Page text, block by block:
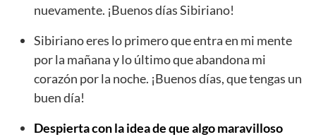
nuevamente. ¡Buenos días Sibiriano!
Sibiriano eres lo primero que entra en mi mente
por la mañana y lo último que abandona mi
corazón por la noche. ¡Buenos días, que tengas un
buen día!
Despierta con la idea de que algo maravilloso